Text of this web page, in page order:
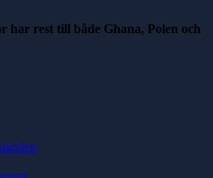
har rest till både Ghana, Polen och